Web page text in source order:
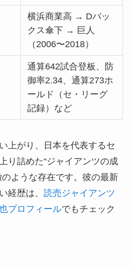
横浜商業高 → Dバッ
クス傘下 → 巨人
（2006〜2018）
通算642試合登板、防
御率2.34、通算273ホ
ールド（セ・リーグ
記録）など
上がり、日本を代表するセ
り詰めた“ジャイアンツの成
ような存在です。彼の最新
経歴は、 読売ジャイアンツ
プロフィールでもチェック